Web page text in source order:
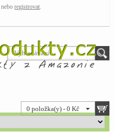
neboregistrovat.
0 položka(y) - 0 Kč